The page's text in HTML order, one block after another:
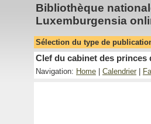
Bibliothèque
Luxemburgensia
Sélection du type de
Clef du cabinet des princes
Navigation: Home Calendrier